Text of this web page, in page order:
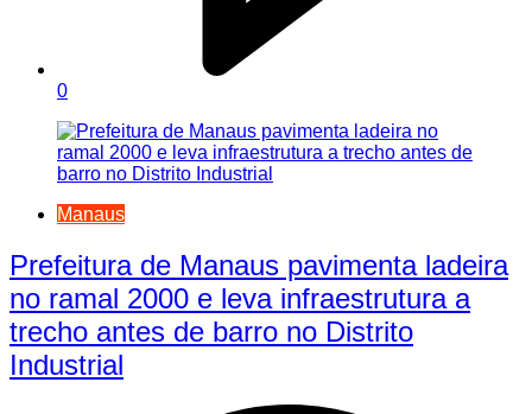
0
Manaus
Prefeitura de Manaus pavimenta ladeira
no ramal 2000 e leva infraestrutura a
trecho antes de barro no Distrito
Industrial